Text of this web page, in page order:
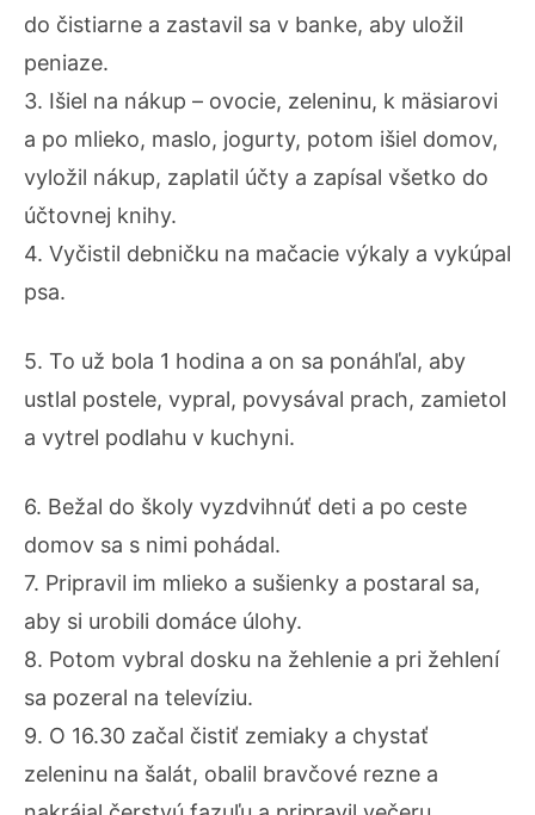
do čistiarne a zastavil sa v banke, aby uložil
peniaze.
3. Išiel na nákup – ovocie, zeleninu, k mäsiarovi
a po mlieko, maslo, jogurty, potom išiel domov,
vyložil nákup, zaplatil účty a zapísal všetko do
účtovnej knihy.
4. Vyčistil debničku na mačacie výkaly a vykúpal
psa.
5. To už bola 1 hodina a on sa ponáhľal, aby
ustlal postele, vypral, povysával prach, zamietol
a vytrel podlahu v kuchyni.
6. Bežal do školy vyzdvihnúť deti a po ceste
domov sa s nimi pohádal.
7. Pripravil im mlieko a sušienky a postaral sa,
aby si urobili domáce úlohy.
8. Potom vybral dosku na žehlenie a pri žehlení
sa pozeral na televíziu.
9. O 16.30 začal čistiť zemiaky a chystať
zeleninu na šalát, obalil bravčové rezne a